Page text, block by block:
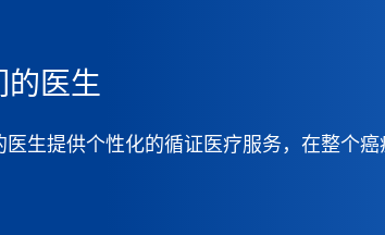
的医生
医生提供个性化的循证医疗服务，在整个癌